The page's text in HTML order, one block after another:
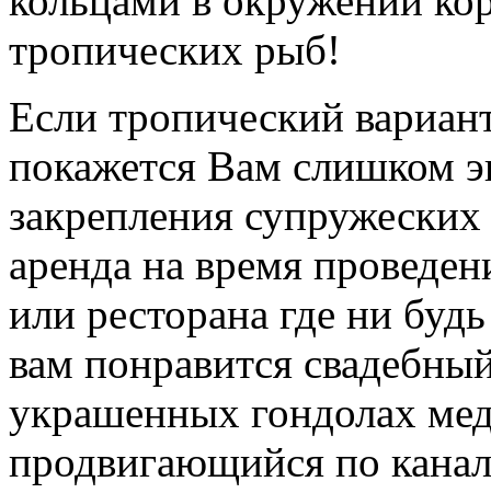
тропических рыб!
Если тропический
покажется Вам слишком
закрепления
аренда на время
или ресторана где ни
вам понравится
украшенных гондолах
продвигающийся по